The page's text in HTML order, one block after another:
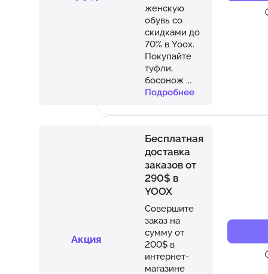
женскую
обувь со
скидками до
70% в Yoox.
Покупайте
туфли,
босонож ...
Подробнее
Акция
Бесплатная
доставка
заказов от
290$ в
YOOX
Совершите
заказ на
сумму от
200$ в
интернет-
магазине